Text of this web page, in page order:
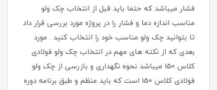
فشار میباشد که حتما باید قبل از انتخاب چک ولو
مناسب اندازه دما و فشار را در پروژه مورد بررسی قرار داد
تا بتوانید چک ولو مناسب خود را انتخاب کنید . مورد
بعدی که از نکته های مهم در انتخاب چک ولو فولادی
کلاس 150 میباشد نحوه نگهداری و بازرسی از چک ولو
فولادی کلاس 150 است که باید منظم و طبق برنامه دوره